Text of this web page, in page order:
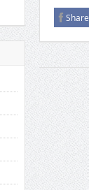
Share